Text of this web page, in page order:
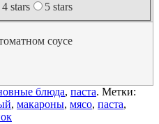
4 stars 5 stars
соусе
блюда, паста. Метки:
, макароны, мясо, паста,